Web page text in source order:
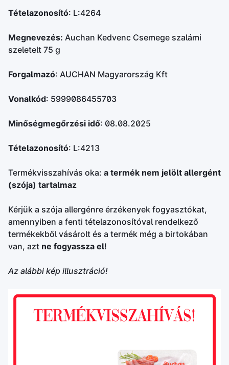
Tételazonosító: L:4264
Megnevezés: Auchan Kedvenc Csemege szalámi
szeletelt 75 g
Forgalmazó: AUCHAN Magyarország Kft
Vonalkód: 5999086455703
Minőségmegőrzési idő: 08.08.2025
Tételazonosító: L:4213
Termékvisszahívás oka: a termék nem jelölt allergént
(szója) tartalmaz
Kérjük a szója allergénre érzékenyek fogyasztókat,
amennyiben a fenti tételazonosítóval rendelkező
termékekből vásárolt és a termék még a birtokában
van, azt ne fogyassza el!
Az alábbi kép illusztráció!